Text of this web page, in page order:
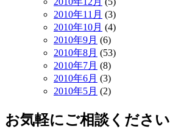
2010年11月 (3)
2010年10月 (4)
2010年9月 (6)
2010年8月 (53)
2010年7月 (8)
2010年6月 (3)
2010年5月 (2)
お気軽にご相談ください